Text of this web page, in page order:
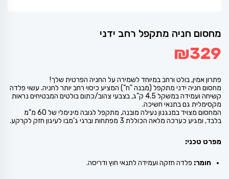
מחסום חניה מתקפל רחב ידני
₪329
פתרון אמין, בולט ורחב במיוחד לשמירה על החניה הפרטית שלך!
מחסום חניה ידני מתקפל (מבנה "ח") המציע כיסוי רחב יותר לחניה. עשוי פלדה
קשיחה ועמידה במשקל 4.5 ק"ג, בצבעי צהוב/כתום בולטים המבטיחים נראות
מקסימלית גם בתנאי חשיכה.
המחסום מצויד במנגנון נעילה מובנה, מתקפל לגובה מינימלי של 60 מ"מ
בלבד, ומגיע כערכה מלאה הכוללת 3 מפתחות וברגי ג'מבו לעיגון חזק לקרקע.
מפרט טכני:
חומר: פלדה חזקה ועמידה לתנאי חוץ ודריסה.